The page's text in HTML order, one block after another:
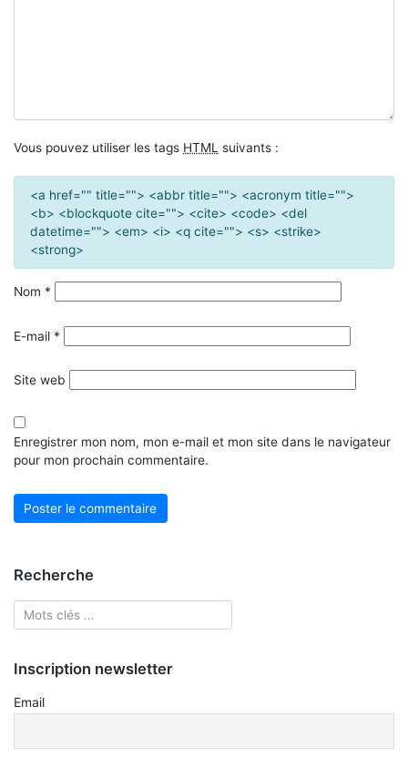
Vous pouvez utiliser les tags HTML suivants :
<a href="" title=""> <abbr title=""> <acronym title="">
<b> <blockquote cite=""> <cite> <code> <del
datetime=""> <em> <i> <q cite=""> <s> <strike>
<strong>
Nom *
E-mail *
Site web
Enregistrer mon nom, mon e-mail et mon site dans le navigateur
pour mon prochain commentaire.
Recherche
Inscription newsletter
Email